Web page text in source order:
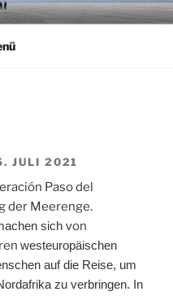
JULI 2021
Paso del
der Meerenge.
sich von
westeuropäischen
auf die Reise, um
zu verbringen. In